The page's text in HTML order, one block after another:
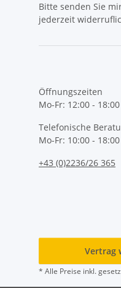
Bitte senden Sie
jederzeit
Öffnungszeiten
Mo-Fr: 12:00 -
Telefonische
Mo-Fr: 10:00 -
+43 (0)2236/26 365
Vertrag
* Alle Preise inkl.